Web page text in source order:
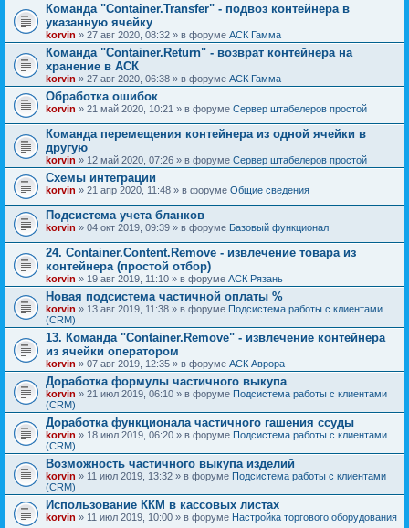
Команда "Container.Transfer" - подвоз контейнера в
указанную ячейку
korvin » 27 авг 2020, 08:32 » в форуме АСК Гамма
Команда "Container.Return" - возврат контейнера на
хранение в АСК
korvin » 27 авг 2020, 06:38 » в форуме АСК Гамма
Обработка ошибок
korvin » 21 май 2020, 10:21 » в форуме Сервер штабелеров простой
Команда перемещения контейнера из одной ячейки в
другую
korvin » 12 май 2020, 07:26 » в форуме Сервер штабелеров простой
Схемы интеграции
korvin » 21 апр 2020, 11:48 » в форуме Общие сведения
Подсистема учета бланков
korvin » 04 окт 2019, 09:39 » в форуме Базовый функционал
24. Container.Content.Remove - извлечение товара из
контейнера (простой отбор)
korvin » 19 авг 2019, 11:10 » в форуме АСК Рязань
Новая подсистема частичной оплаты %
korvin » 13 авг 2019, 11:38 » в форуме Подсистема работы с клиентами
(CRM)
13. Команда "Container.Remove" - извлечение контейнера
из ячейки оператором
korvin » 07 авг 2019, 12:35 » в форуме АСК Аврора
Доработка формулы частичного выкупа
korvin » 21 июл 2019, 06:10 » в форуме Подсистема работы с клиентами
(CRM)
Доработка функционала частичного гашения ссуды
korvin » 18 июл 2019, 06:20 » в форуме Подсистема работы с клиентами
(CRM)
Возможность частичного выкупа изделий
korvin » 11 июл 2019, 13:32 » в форуме Подсистема работы с клиентами
(CRM)
Использование ККМ в кассовых листах
korvin » 11 июл 2019, 10:00 » в форуме Настройка торгового оборудования